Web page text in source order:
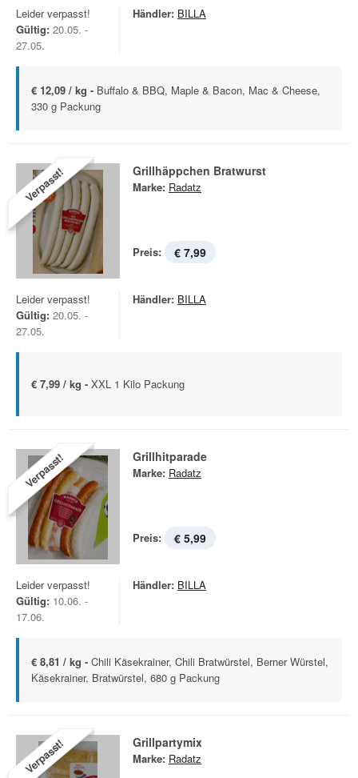
Leider verpasst!
Gültig: 20.05. -
27.05.
Händler: BILLA
€ 12,09 / kg - Buffalo & BBQ, Maple & Bacon, Mac & Cheese,
330 g Packung
Verpasst! Grillhäppchen Bratwurst
Marke: Radatz
Preis: € 7,99
Leider verpasst!
Gültig: 20.05. -
27.05.
Händler: BILLA
€ 7,99 / kg - XXL 1 Kilo Packung
Verpasst! Grillhitparade
Marke: Radatz
Preis: € 5,99
Leider verpasst!
Gültig: 10.06. -
17.06.
Händler: BILLA
€ 8,81 / kg - Chili Käsekrainer, Chili Bratwürstel, Berner Würstel,
Käsekrainer, Bratwürstel, 680 g Packung
Verpasst! Grillpartymix
Marke: Radatz